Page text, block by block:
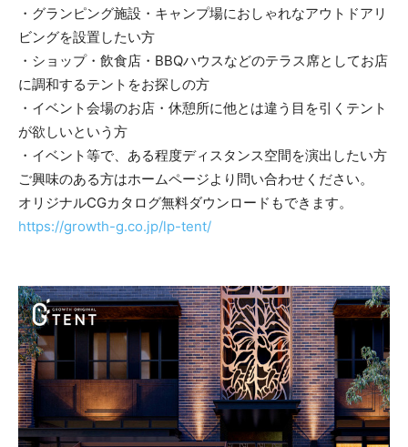
・グランピング施設・キャンプ場におしゃれなアウトドアリ
ビングを設置したい方
・ショップ・飲食店・BBQハウスなどのテラス席としてお店
に調和するテントをお探しの方
・イベント会場のお店・休憩所に他とは違う目を引くテント
が欲しいという方
・イベント等で、ある程度ディスタンス空間を演出したい方
ご興味のある方はホームページより問い合わせください。
オリジナルCGカタログ無料ダウンロードもできます。
https://growth-g.co.jp/lp-tent/